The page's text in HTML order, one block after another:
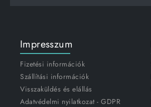
Impresszum
Fizetési információk
Szállítási információk
Visszaküldés és elállás
Adatvédelmi nyilatkozat - GDPR